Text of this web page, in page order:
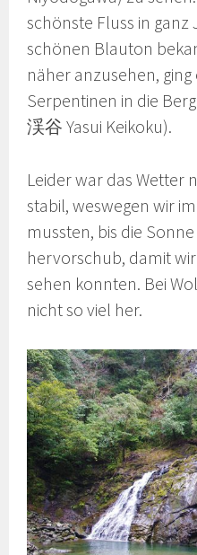
schönste Fluss in
schönen Blauton
näher anzusehen, ging
Serpentinen in die
渓谷 Yasui Keikoku).
Leider war das Wetter
stabil, weswegen wir
mussten, bis die
hervorschub, damit
sehen konnten. Bei
nicht so viel her.